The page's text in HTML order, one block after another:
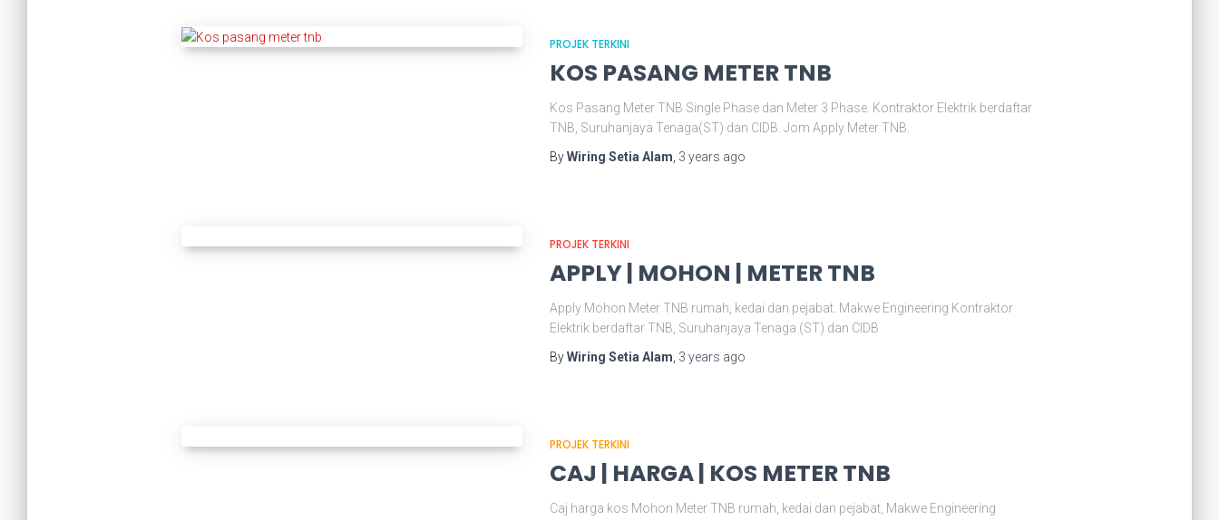
PROJEK TERKINI
KOS PASANG METER TNB
Kos Pasang Meter TNB Single Phase dan Meter 3 Phase. Kontraktor Elektrik berdaftar
TNB, Suruhanjaya Tenaga(ST) dan CIDB. Jom Apply Meter TNB.
ByWiring Setia Alam 3 years ago
PROJEK TERKINI
APPLY | MOHON | METER TNB
Apply Mohon Meter TNB rumah, kedai dan pejabat. Makwe Engineering Kontraktor
Elektrik berdaftar TNB, Suruhanjaya Tenaga (ST) dan CIDB
ByWiring Setia Alam 3 years ago
PROJEK TERKINI
CAJ | HARGA | KOS METER TNB
Caj harga kos Mohon Meter TNB rumah, kedai dan pejabat, Makwe Engineering